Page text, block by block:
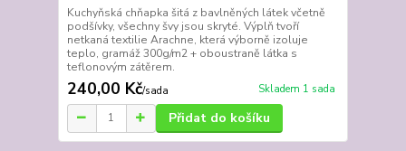
Kuchyňská chňapka šitá z bavlněných látek včetně
podšívky, všechny švy jsou skryté. Výplň tvoří
netkaná textilie Arachne, která výborně izoluje
teplo, gramáž 300g/m2 + oboustraně látka s
teflonovým zátěrem.
240,00 Kč/sada Skladem 1 sada
Přidat do košíku